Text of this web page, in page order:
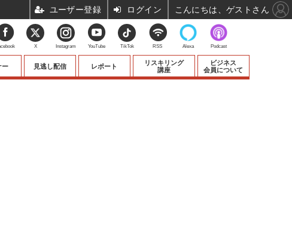
ー 見逃し配信 レポート
リスキリング
講座
ビジネス
会員について
X Instagram YouTube TikTok RSS Alexa Podcast
ユーザー登録 ログイン こんにちは、ゲストさん